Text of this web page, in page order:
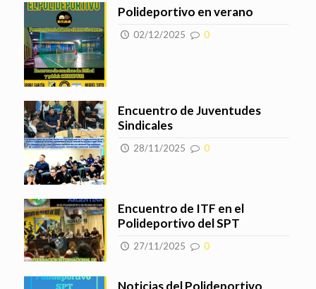
Polideportivo en verano
02/12/2025 0
Encuentro de Juventudes
Sindicales
28/11/2025 0
Encuentro de ITF en el
Polideportivo del SPT
27/11/2025 0
Noticias del Polideportivo